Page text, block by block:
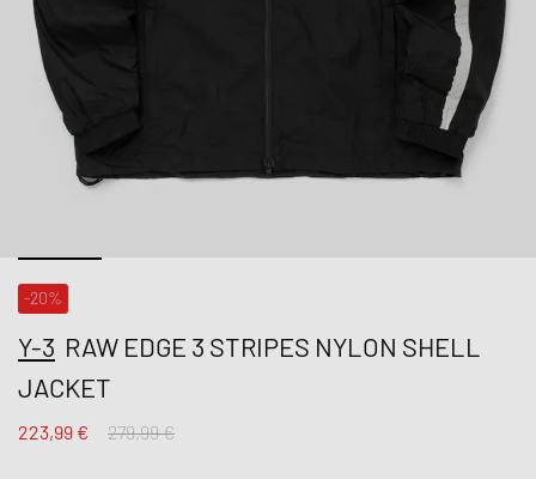
-20%
Y-3 RAW EDGE 3 STRIPES NYLON SHELL
JACKET
223,99 € 279,99 €